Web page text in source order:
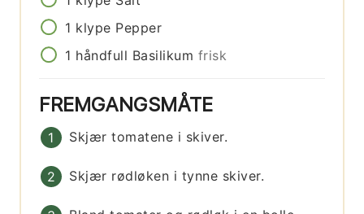
1 klype Pepper
1 håndfull Basilikum frisk
FREMGANGSMÅTE
Skjær tomatene i skiver.
Skjær rødløken i tynne skiver.